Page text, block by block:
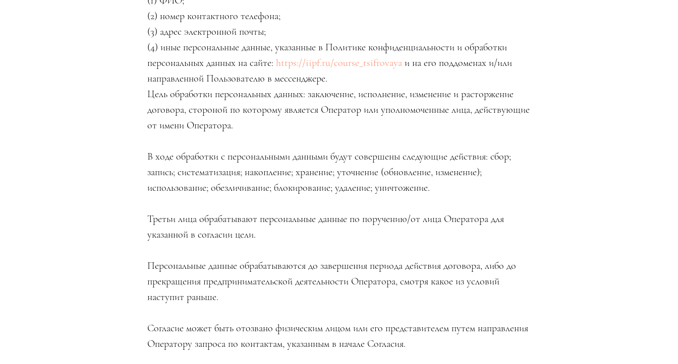
(2) номер контактного телефона;
(3) адрес электронной почты;
(4) иные персональные данные, указанные в Политике конфиденциальности и обработки
персональных данных на сайте: https://iipf.ru/course_tsifrovaya и на его поддоменах и/или
направленной Пользователю в мессенджере.
Цель обработки персональных данных: заключение, исполнение, изменение и расторжение
договора, стороной по которому является Оператор или уполномоченные лица, действующие
от имени Оператора.
В ходе обработки с персональными данными будут совершены следующие действия: сбор;
запись; систематизация; накопление; хранение; уточнение (обновление, изменение);
использование; обезличивание; блокирование; удаление; уничтожение.
Третьи лица обрабатывают персональные данные по поручению/от лица Оператора для
указанной в согласии цели.
Персональные данные обрабатываются до завершения периода действия договора, либо до
прекращения предпринимательской деятельности Оператора, смотря какое из условий
наступит раньше.
Согласие может быть отозвано физическим лицом или его представителем путем направления
Оператору запроса по контактам, указанным в начале Согласия.